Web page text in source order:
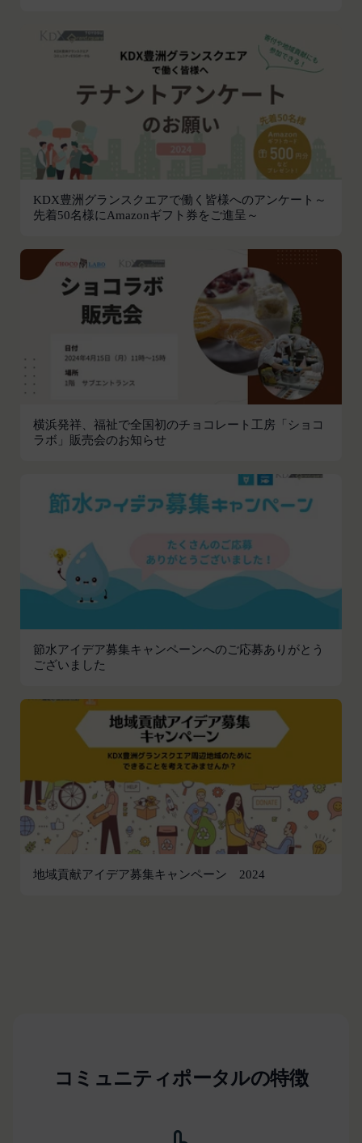
KDX豊洲グランスクエアで働く皆様へのアンケート～
先着50名様にAmazonギフト券をご進呈～
横浜発祥、福祉で全国初のチョコレート工房「ショコ
ラボ」販売会のお知らせ
節水アイデア募集キャンペーンへのご応募ありがとう
ございました
地域貢献アイデア募集キャンペーン 2024
コミュニティポータルの特徴
け出た連絡先に対して通知を行えば足りるものと
し、当該通知は通常到達すべき時に会員に到達した
当社は、本条第１項の通知を当社ウェブサイト上に
おける掲示の方法によって行う場合、当該通知が当
社ウェブサイト上に掲示され、会員が当社ウェブサ
イトにアクセスすることによって当該通知を閲覧す
ることが可能となったときをもって会員への通知が
完了したものとみなします。
第12条（取得情報の取り扱い）
当社は、会員が本サービスの登録その他一切の利用
の過程において、当社が取得した情報の取り扱い
は、プライバシーポリシーの定めによるものとし、
会員は、プライバシーポリシーの定めに従い、当社
が会員から取得した情報を取り扱うことについて、
承諾したものとします。
当社は取得した会員情報を下記の目的に利用するこ
とがあります。
本サービスへのログイン時における本人確認
メールマガジンおよび広告等の情報配信並びに
その成果確認
利用上の注意およびその他当社から会員に対す
当社の商品、サービス、ウェブサイト、コンテ
ンツおよび広告の開発、提供、メンテナンスお
個人を識別できない形式に加工した上での統計
データの作成
お客さまアンケートの実施
マーケティング調査、統計、分析
システムメンテナンス、不具合への対応
技術サポートの提供、会員からの問い合わせ対
応
本規約その他当社が会員との間で定める規約に
違反する行為に対する対応
第13条（サービスの変更・廃止）
当社は、本サービスの運営管理にあたって、以下各
号のいずれかの場合には、会員へ事前の通知、承諾
なく、本サービスを変更・停止または中止できるも
のとします。また、サービスが中止、変更等された
ことにより利用者が被った損害について、当社は責
任を負わないものとします。
その他、やむを得ずシステムの停止が必要と当社が
会員は、当社の事前の書面による承諾なくして、本